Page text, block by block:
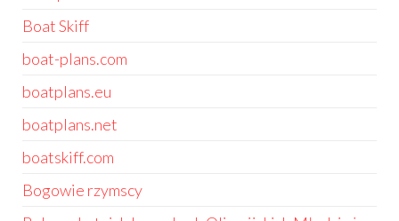
Boat Skiff
boat-plans.com
boatplans.eu
boatplans.net
boatskiff.com
Bogowie rzymscy